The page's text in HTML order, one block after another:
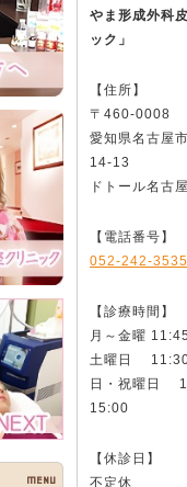
MENU
やま形成外科
ック」
【住所】
〒460-0008
愛知県名古屋
14-13
ドトール名古
【電話番号】
052-242-3535
【診療時間】
月～金曜
土曜日
日・祝曜日
15:00
【休診日】
不定休